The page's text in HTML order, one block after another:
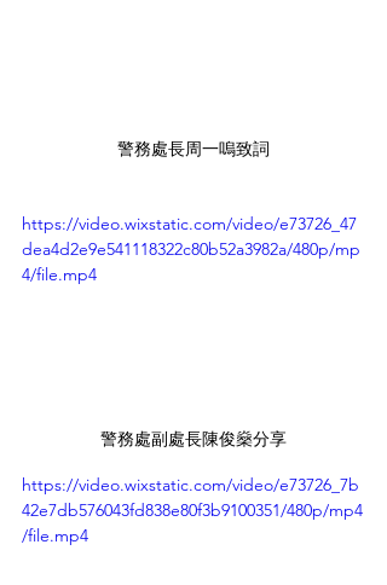
警務處長周一嗚致詞
https://video.wixstatic.com/video/e73726_47
dea4d2e9e541118322c80b52a3982a/480p/mp
4/file.mp4
警務處副處長陳俊燊分享
https://video.wixstatic.com/video/e73726_7b
42e7db576043fd838e80f3b9100351/480p/mp4
/file.mp4